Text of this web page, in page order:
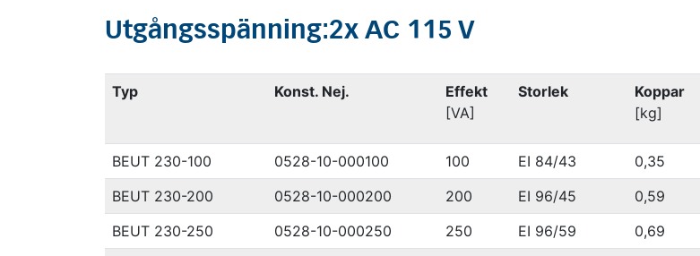
Utgångsspänning:2x AC 115 V
Typ Konst. Nej.
Effekt
[VA]
Storlek
Koppar
[kg]
BEUT 230-100
0528-10-000100 100 EI 84/43 0,35
BEUT 230-200
0528-10-000200 200 EI 96/45 0,59
BEUT 230-250
0528-10-000250 250 EI 96/59 0,69